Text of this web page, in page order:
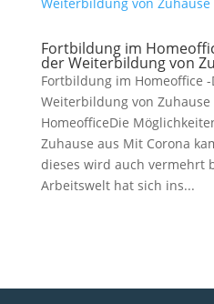
Fortbildung im
der Weiterbildung von
Fortbildung im Homeoffice
Weiterbildung von
HomeofficeDie
Zuhause aus Mit Corona
dieses wird auch vermehrt
Arbeitswelt hat sich ins...